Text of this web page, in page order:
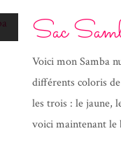
Sac
Voici mon Samba
différents coloris
les trois : le jaune,
voici maintenant le